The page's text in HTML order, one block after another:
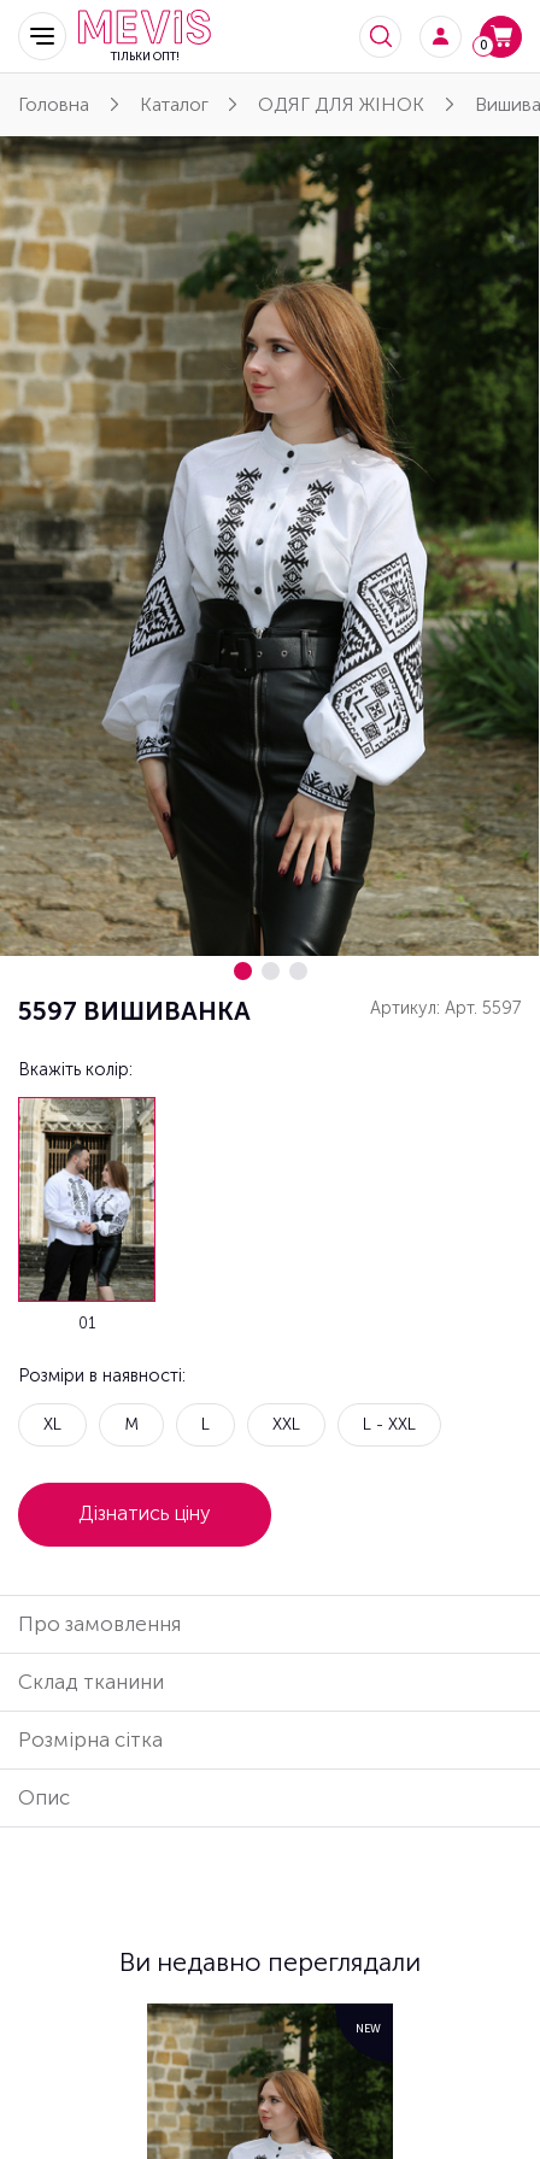
ТІЛЬКИ ОПТ!
0
Головна Каталог ОДЯГ ДЛЯ ЖІНОК
5597 ВИШИВАНКА Артикул: Арт. 5597
Вкажіть колір:
01
Розміри в наявності:
XL M L XXL L - XXL
Дізнатись ціну
Про замовлення
Cклад тканини
Розмірна сітка
Опис
Ви недавно переглядали
NEW